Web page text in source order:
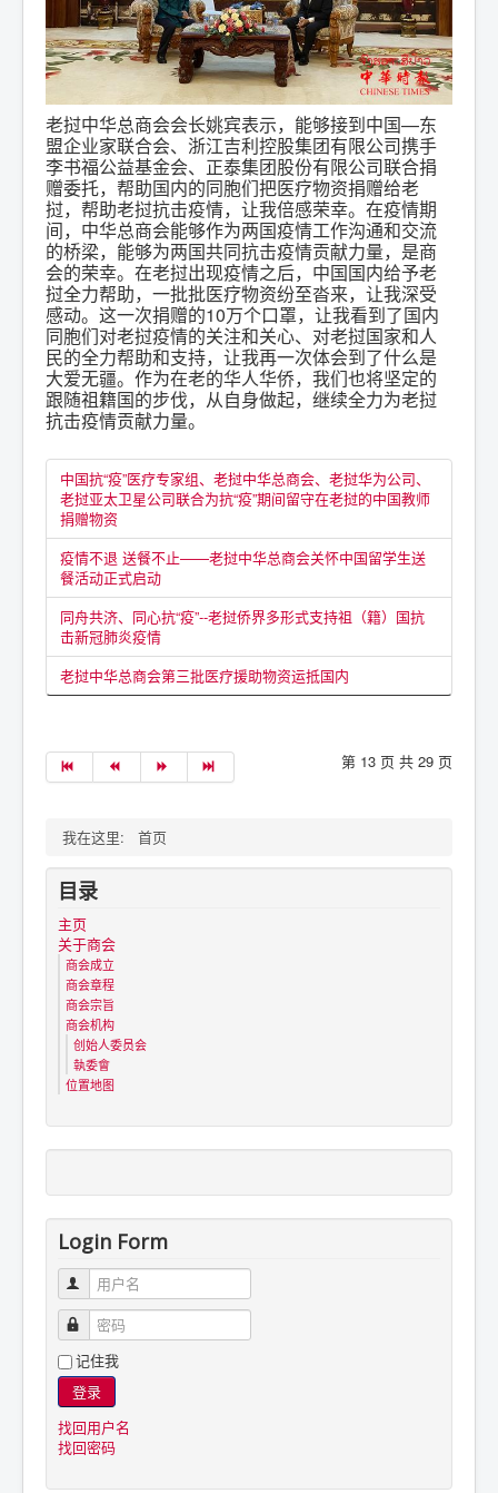
老挝中华总商会会长姚宾表示，能够接到中国—东
盟企业家联合会、浙江吉利控股集团有限公司携手
李书福公益基金会、正泰集团股份有限公司联合捐
赠委托，帮助国内的同胞们把医疗物资捐赠给老
挝，帮助老挝抗击疫情，让我倍感荣幸。在疫情期
间，中华总商会能够作为两国疫情工作沟通和交流
的桥梁，能够为两国共同抗击疫情贡献力量，是商
会的荣幸。在老挝出现疫情之后，中国国内给予老
挝全力帮助，一批批医疗物资纷至沓来，让我深受
感动。这一次捐赠的10万个口罩，让我看到了国内
同胞们对老挝疫情的关注和关心、对老挝国家和人
民的全力帮助和支持，让我再一次体会到了什么是
大爱无疆。作为在老的华人华侨，我们也将坚定的
跟随祖籍国的步伐，从自身做起，继续全力为老挝
抗击疫情贡献力量。
中国抗“疫”医疗专家组、老挝中华总商会、老挝华为公司、
老挝亚太卫星公司联合为抗“疫”期间留守在老挝的中国教师
捐赠物资
疫情不退 送餐不止——老挝中华总商会关怀中国留学生送
餐活动正式启动
同舟共济、同心抗“疫”--老挝侨界多形式支持祖（籍）国抗
击新冠肺炎疫情
老挝中华总商会第三批医疗援助物资运抵国内
第 13 页 共 29 页
我在这里: 首页
目录
主页
关于商会
商会成立
商会章程
商会宗旨
商会机构
创始人委员会
執委會
位置地图
Login Form
用户名
密码
记住我
登录
找回用户名
找回密码